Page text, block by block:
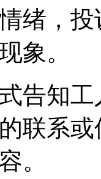
绪，
象。
知工
联系
。